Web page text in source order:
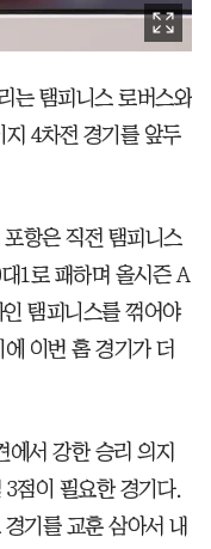
는 탬피니스 로버스와
4차전 경기를 앞두
항은 직전 탬피니스
1로 패하며 올시즌 A
탬피니스를 꺾어야
이번 홈 경기가 더
서 강한 승리 의지
점이 필요한 경기다.
기를 교훈 삼아서 내